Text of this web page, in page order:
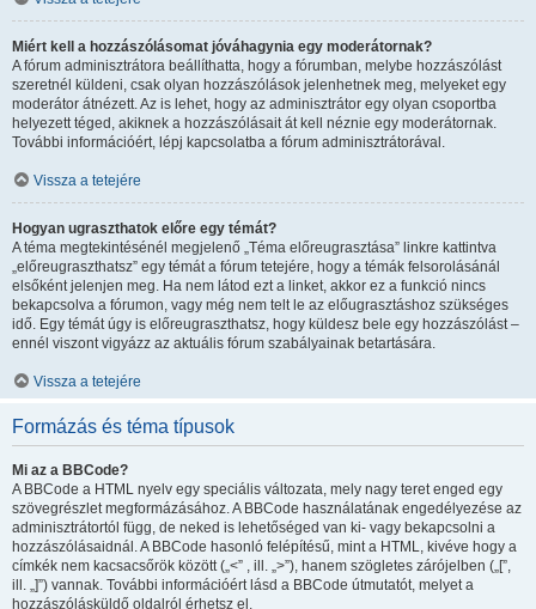
Miért kell a hozzászólásomat jóváhagynia egy moderátornak?
A fórum adminisztrátora beállíthatta, hogy a fórumban, melybe hozzászólást
szeretnél küldeni, csak olyan hozzászólások jelenhetnek meg, melyeket egy
moderátor átnézett. Az is lehet, hogy az adminisztrátor egy olyan csoportba
helyezett téged, akiknek a hozzászólásait át kell néznie egy moderátornak.
További információért, lépj kapcsolatba a fórum adminisztrátorával.
Vissza a tetejére
Hogyan ugraszthatok előre egy témát?
A téma megtekintésénél megjelenő „Téma előreugrasztása” linkre kattintva
„előreugraszthatsz” egy témát a fórum tetejére, hogy a témák felsorolásánál
elsőként jelenjen meg. Ha nem látod ezt a linket, akkor ez a funkció nincs
bekapcsolva a fórumon, vagy még nem telt le az előugrasztáshoz szükséges
idő. Egy témát úgy is előreugraszthatsz, hogy küldesz bele egy hozzászólást –
ennél viszont vigyázz az aktuális fórum szabályainak betartására.
Vissza a tetejére
Formázás és téma típusok
Mi az a BBCode?
A BBCode a HTML nyelv egy speciális változata, mely nagy teret enged egy
szövegrészlet megformázásához. A BBCode használatának engedélyezése az
adminisztrátortól függ, de neked is lehetőséged van ki- vagy bekapcsolni a
hozzászólásaidnál. A BBCode hasonló felépítésű, mint a HTML, kivéve hogy a
címkék nem kacsacsőrök között („<” , ill. „>”), hanem szögletes zárójelben („[”,
ill. „]”) vannak. További információért lásd a BBCode útmutatót, melyet a
hozzászólásküldő oldalról érhetsz el.